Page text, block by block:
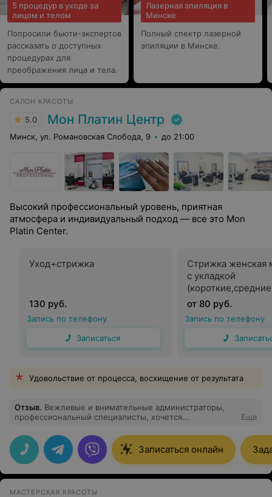
5 процедур в уходе за
лицом и телом
Попросили бьюти-экспертов
рассказать о доступных
процедурах для
преображения лица и тела.
Лазерная эпиляция в
Минске
Полный спектр лазерной
эпиляции в Минске.
САЛОН КРАСОТЫ
5.0 Мон Платин Центр
Минск, ул. Романовская Слобода, 9 до 21:00
Высокий профессиональный уровень, приятная
атмосфера и индивидуальный подход — все это Mon
Platin Center.
Уход+стрижка
130 руб.
Запись по телефону
Записаться
Стрижка женская
с укладкой
волосы)
от 80 руб.
Запись по телефону
Удовольствие от процесса, восхищение от результата
Отзыв. Вежливые и внимательные администраторы,
профессиональный специалисты, хочется
Еще
Записаться онлайн
МАСТЕРСКАЯ КРАСОТЫ